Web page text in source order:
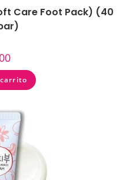
Care Foot Pack) (40